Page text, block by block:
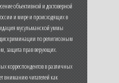
объективной и достоверной
и мире и происходящих в
мусульманской уммы
по религиозным
защита прав верующих.
корреспондентов в различных
вниманию читателей как